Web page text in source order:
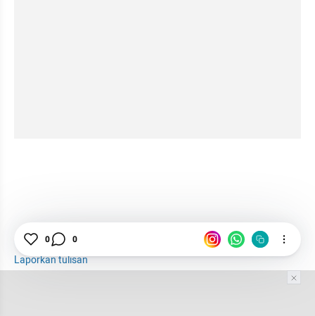
Gangguan Pencernaan
Laporkan tulisan
0 0